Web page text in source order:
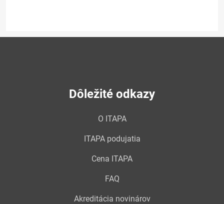
Dôležité odkazy
O ITAPA
ITAPA podujatia
Cena ITAPA
FAQ
Akreditácia novinárov